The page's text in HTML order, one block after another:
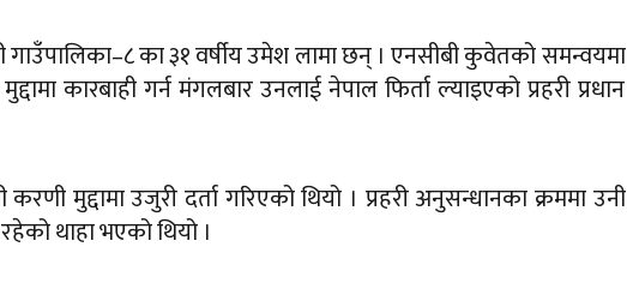
गाउँपालिका–८ का ३१ वर्षीय उमेश लामा छन् । एनसीबी कुवेतको समन्वयमा
कारबाही गर्न मंगलबार उनलाई नेपाल फिर्ता ल्याइएको प्रहरी प्रधान
मुद्दामा उजुरी दर्ता गरिएको थियो । प्रहरी अनुसन्धानका क्रममा उनी
थाहा भएको थियो ।